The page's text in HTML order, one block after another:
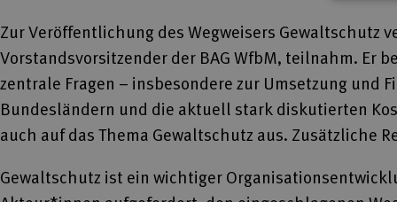
Zur Veröffentlichung des Wegweisers Gewaltschutz
Vorstandsvorsitzender der BAG WfbM, teilnahm. Er
zentrale Fragen – insbesondere zur Umsetzung und
Bundesländern und die aktuell stark diskutierten
auch auf das Thema Gewaltschutz aus. Zusätzliche
Gewaltschutz ist ein wichtiger